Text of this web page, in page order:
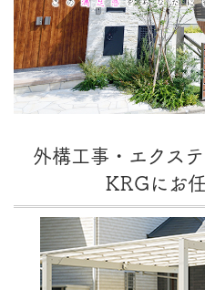
外構工事・エクス
KRGにお